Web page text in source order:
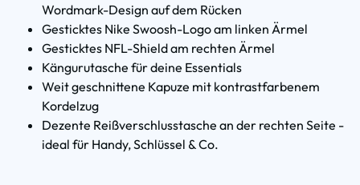
Wordmark-Design auf dem Rücken
Gesticktes Nike Swoosh-Logo am linken Ärmel
Gesticktes NFL-Shield am rechten Ärmel
Kängurutasche für deine Essentials
Weit geschnittene Kapuze mit kontrastfarbenem
Kordelzug
Dezente Reißverschlusstasche an der rechten Seite -
ideal für Handy, Schlüssel & Co.